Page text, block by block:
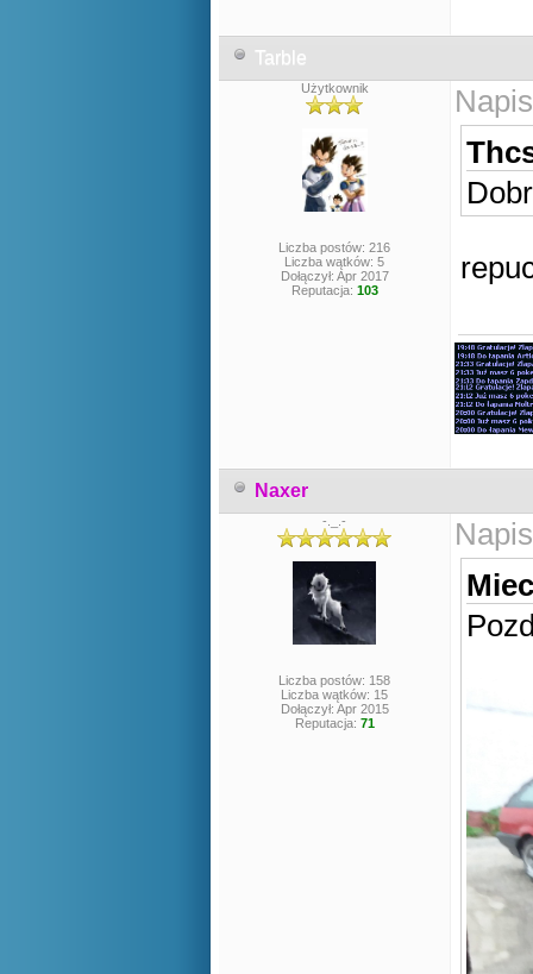
Tarble
Użytkownik
Liczba postów: 216
Liczba wątków: 5
Dołączył: Apr 2017
Reputacja: 103
Naxer
-._.-
Liczba postów: 158
Liczba wątków: 15
Dołączył: Apr 2015
Reputacja: 71